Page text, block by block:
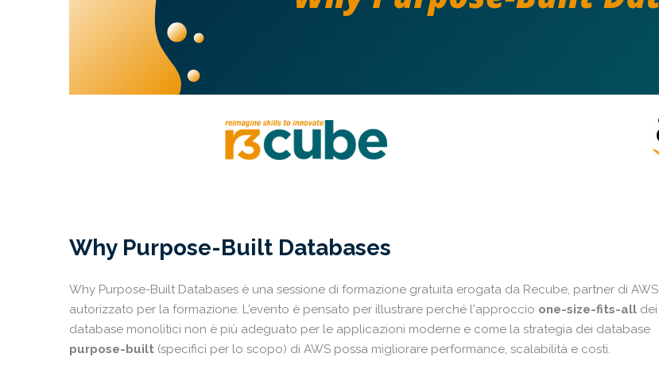
Why Purpose-Built Databases
Why Purpose-Built Databases è una sessione di formazione gratuita erogata da Recube, partner di AWS
autorizzato per la formazione. L'evento è pensato per illustrare perché l'approccio one-size-fits-all dei
database monolitici non è più adeguato per le applicazioni moderne e come la strategia dei database
purpose-built (specifici per lo scopo) di AWS possa migliorare performance, scalabilità e costi.